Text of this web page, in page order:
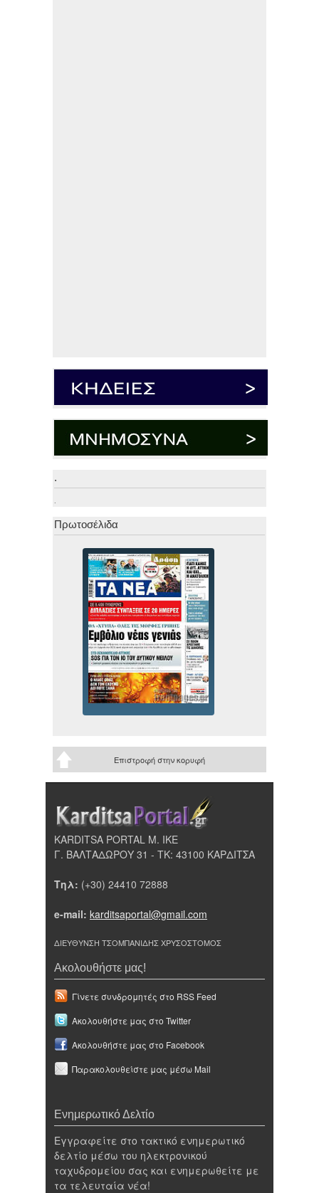
.
Πρωτοσέλιδα
Επιστροφή στην κορυφή
KARDITSA PORTAL Μ. ΙΚΕ
Γ. ΒΑΛΤΑΔΩΡΟΥ 31 - ΤΚ: 43100 ΚΑΡΔΙΤΣΑ
Τηλ: (+30) 24410 72888
e-mail: karditsaportal@gmail.com
ΔΙΕΥΘΥΝΣΗ ΤΣΟΜΠΑΝΙΔΗΣ ΧΡΥΣΟΣΤΟΜΟΣ
Ακολουθήστε μας!
Γίνετε συνδρομητές στο RSS Feed
Ακολουθήστε μας στο Twitter
Ακολουθήστε μας στο Facebook
Παρακολουθείστε μας μέσω Mail
Ενημερωτικό Δελτίο
Εγγραφείτε στο τακτικό ενημερωτικό
δελτίο μέσω του ηλεκτρονικού
ταχυδρομείου σας και ενημερωθείτε με
τα τελευταία νέα!